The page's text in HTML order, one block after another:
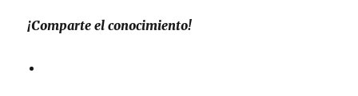
¡Comparte el conocimiento!